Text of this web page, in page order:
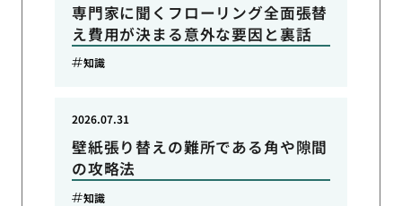
専門家に聞くフローリング全面張替
え費用が決まる意外な要因と裏話
知識
壁紙張り替えの難所である角や隙間
の攻略法
2026.07.31
知識